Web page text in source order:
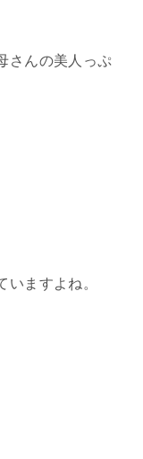
さんの美人っぷ
ますよね。